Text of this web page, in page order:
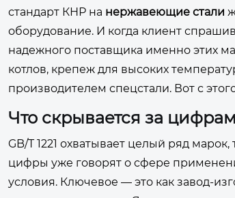
стандарт КНР на нержавеющие стали
оборудование. И когда клиент
надежного поставщика именно этих
котлов, крепеж для высоких
производителем спецстали. Вот с
Что скрывается за
GB/T 1221 охватывает целый ряд марок,
цифры уже говорят о сфере
условия. Ключевое — это как завод-